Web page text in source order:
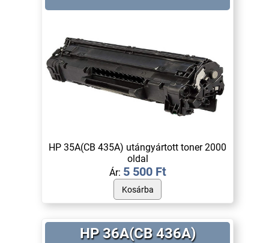
HP 35A(CB 435A) utángyártott toner 2000
oldal
Ár: 5 500 Ft
HP 36A(CB 436A)